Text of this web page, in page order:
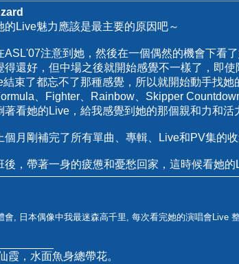
的Live魅力應該是最主要的原因吧～
ASL'07注意到她，然後在一個偶然的機會下看
得還好，但中場之後就開始感覺不一樣了，即
結束了都忘不了那種感覺，所以就開始動手找她
、Fighter、Rainbow、Skipper
著看她的Live，給我感覺到她的那個親和力和
個月剛補完了所有單曲、專輯、Live和PV集的
後，帶著一身的疲憊和憂愁回家，這時候看她
會, 日本偶像中我最迷森高千里, 每次看完她的演唱會Live
霞，水面魚身總帶花。